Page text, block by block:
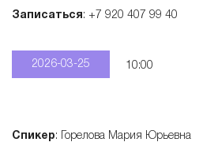
Записаться: +7 920 407 99 40
2026-03-25 10:00
Спикер: Горелова Мария Юрьевна